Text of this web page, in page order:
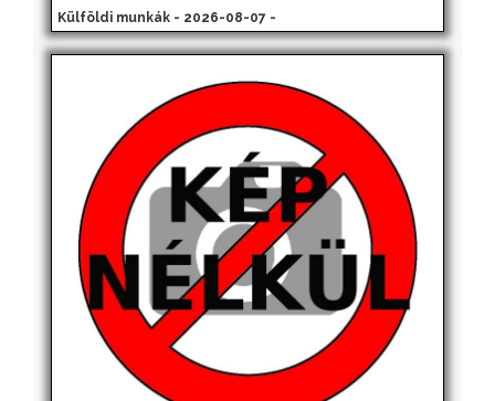
Külföldi munkák - 2026-08-07 -